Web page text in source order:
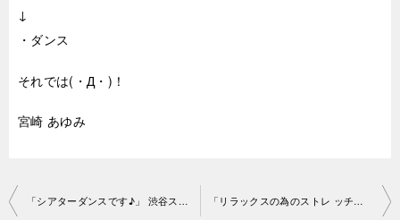
↓
・ダンス
それでは(・Д・)！
宮崎 あゆみ
投